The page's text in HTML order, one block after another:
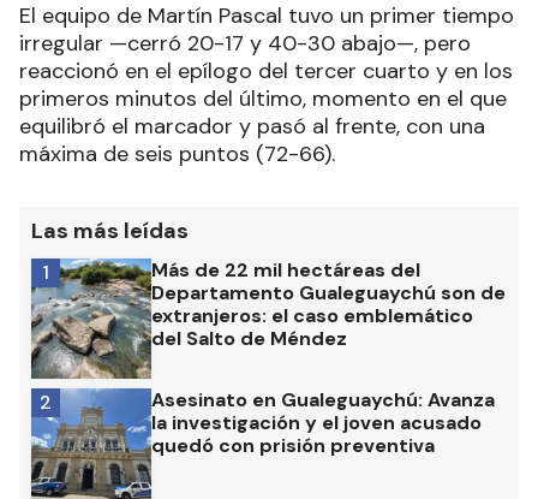
El equipo de Martín Pascal tuvo un primer tiempo
irregular —cerró 20-17 y 40-30 abajo—, pero
reaccionó en el epílogo del tercer cuarto y en los
primeros minutos del último, momento en el que
equilibró el marcador y pasó al frente, con una
máxima de seis puntos (72-66).
Las más leídas
Más de 22 mil hectáreas del
Departamento Gualeguaychú son de
extranjeros: el caso emblemático
del Salto de Méndez
1
Asesinato en Gualeguaychú: Avanza
la investigación y el joven acusado
quedó con prisión preventiva
2